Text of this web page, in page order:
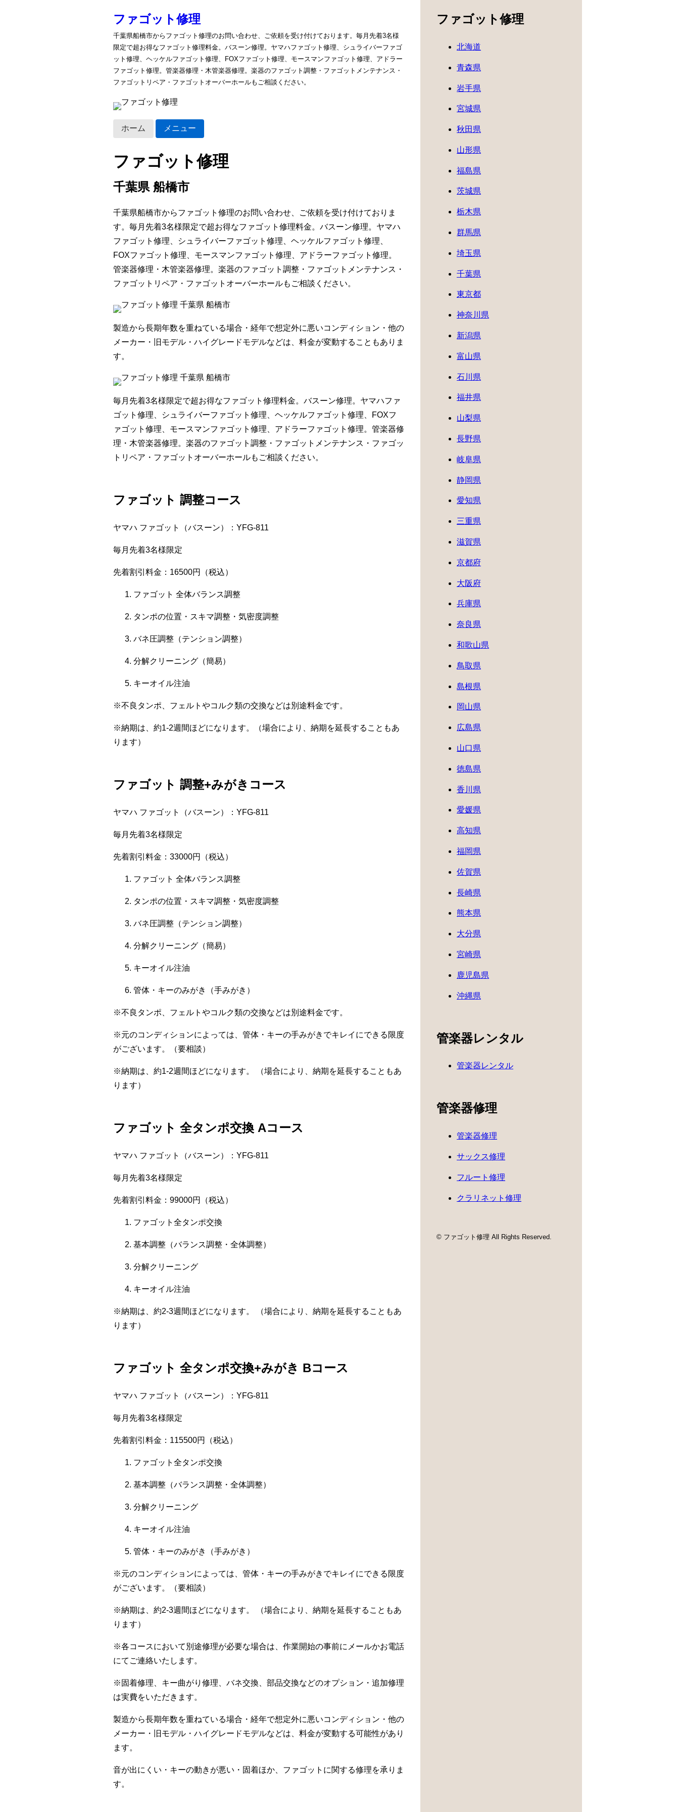
ファゴット修理
千葉県船橋市からファゴット修理のお問い合わせ、ご依頼を受け付けております。毎月先着3名様
限定で超お得なファゴット修理料金。バスーン修理。ヤマハファゴット修理、シュライバーファゴ
ット修理、ヘッケルファゴット修理、FOXファゴット修理、モースマンファゴット修理、アドラー
ファゴット修理。管楽器修理・木管楽器修理。楽器のファゴット調整・ファゴットメンテナンス・
ファゴットリペア・ファゴットオーバーホールもご相談ください。
ホーム メニュー
ファゴット修理
千葉県 船橋市
千葉県船橋市からファゴット修理のお問い合わせ、ご依頼を受け付けておりま
す。毎月先着3名様限定で超お得なファゴット修理料金。バスーン修理。ヤマハ
ファゴット修理、シュライバーファゴット修理、ヘッケルファゴット修理、
FOXファゴット修理、モースマンファゴット修理、アドラーファゴット修理。
管楽器修理・木管楽器修理。楽器のファゴット調整・ファゴットメンテナンス・
ファゴットリペア・ファゴットオーバーホールもご相談ください。
製造から長期年数を重ねている場合・経年で想定外に悪いコンディション・他の
メーカー・旧モデル・ハイグレードモデルなどは、料金が変動することもありま
す。
毎月先着3名様限定で超お得なファゴット修理料金。バスーン修理。ヤマハファ
ゴット修理、シュライバーファゴット修理、ヘッケルファゴット修理、FOXフ
ァゴット修理、モースマンファゴット修理、アドラーファゴット修理。管楽器修
理・木管楽器修理。楽器のファゴット調整・ファゴットメンテナンス・ファゴッ
トリペア・ファゴットオーバーホールもご相談ください。
ファゴット 調整コース
ヤマハ ファゴット（バスーン）：YFG-811
毎月先着3名様限定
先着割引料金：16500円（税込）
ファゴット 全体バランス調整
タンポの位置・スキマ調整・気密度調整
バネ圧調整（テンション調整）
分解クリーニング（簡易）
キーオイル注油
※不良タンポ、フェルトやコルク類の交換などは別途料金です。
※納期は、約1-2週間ほどになります。（場合により、納期を延長することもあ
ります）
ファゴット 調整+みがきコース
ヤマハ ファゴット（バスーン）：YFG-811
毎月先着3名様限定
先着割引料金：33000円（税込）
ファゴット 全体バランス調整
タンポの位置・スキマ調整・気密度調整
バネ圧調整（テンション調整）
分解クリーニング（簡易）
キーオイル注油
管体・キーのみがき（手みがき）
※不良タンポ、フェルトやコルク類の交換などは別途料金です。
※元のコンディションによっては、管体・キーの手みがきでキレイにできる限度
がございます。（要相談）
※納期は、約1-2週間ほどになります。 （場合により、納期を延長することもあ
ります）
ファゴット 全タンポ交換 Aコース
ヤマハ ファゴット（バスーン）：YFG-811
毎月先着3名様限定
先着割引料金：99000円（税込）
ファゴット全タンポ交換
基本調整（バランス調整・全体調整）
分解クリーニング
キーオイル注油
※納期は、約2-3週間ほどになります。 （場合により、納期を延長することもあ
ります）
ファゴット 全タンポ交換+みがき Bコース
ヤマハ ファゴット（バスーン）：YFG-811
毎月先着3名様限定
先着割引料金：115500円（税込）
ファゴット全タンポ交換
基本調整（バランス調整・全体調整）
分解クリーニング
キーオイル注油
管体・キーのみがき（手みがき）
※元のコンディションによっては、管体・キーの手みがきでキレイにできる限度
がございます。（要相談）
※納期は、約2-3週間ほどになります。 （場合により、納期を延長することもあ
ります）
※各コースにおいて別途修理が必要な場合は、作業開始の事前にメールかお電話
にてご連絡いたします。
※固着修理、キー曲がり修理、バネ交換、部品交換などのオプション・追加修理
は実費をいただきます。
製造から長期年数を重ねている場合・経年で想定外に悪いコンディション・他の
メーカー・旧モデル・ハイグレードモデルなどは、料金が変動する可能性があり
ます。
音が出にくい・キーの動きが悪い・固着ほか、ファゴットに関する修理を承りま
す。
ファゴット修理
北海道
青森県
岩手県
宮城県
秋田県
山形県
福島県
茨城県
栃木県
群馬県
埼玉県
千葉県
東京都
神奈川県
新潟県
富山県
石川県
福井県
山梨県
長野県
岐阜県
静岡県
愛知県
三重県
滋賀県
京都府
大阪府
兵庫県
奈良県
和歌山県
鳥取県
島根県
岡山県
広島県
山口県
徳島県
香川県
愛媛県
高知県
福岡県
佐賀県
長崎県
熊本県
大分県
宮崎県
鹿児島県
沖縄県
管楽器レンタル
管楽器レンタル
管楽器修理
管楽器修理
サックス修理
フルート修理
クラリネット修理
© ファゴット修理 All Rights Reserved.